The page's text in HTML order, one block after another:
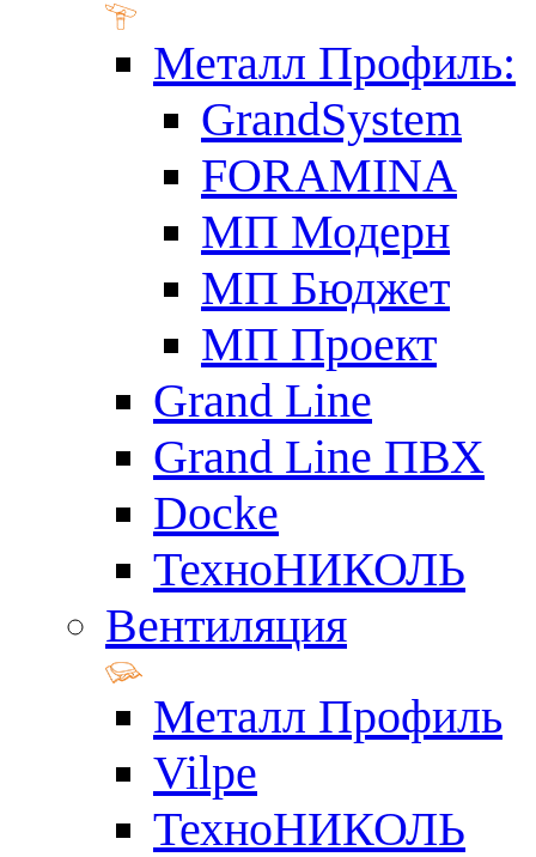
Металл Профиль:
GrandSystem
FORAMINA
МП Модерн
МП Бюджет
МП Проект
Grand Line
Grand Line ПВХ
Docke
ТехноНИКОЛЬ
Вентиляция
Металл Профиль
Vilpe
ТехноНИКОЛЬ